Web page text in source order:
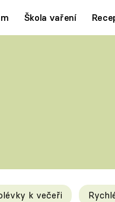
Škola vaření
k večeři